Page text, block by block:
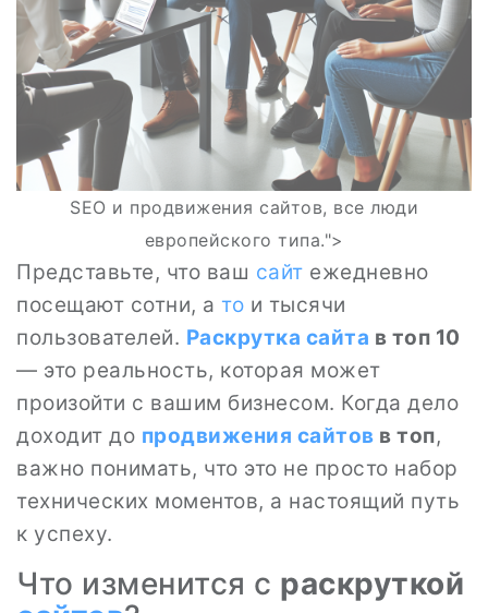
SEO и продвижения сайтов, все люди
европейского типа.">
Представьте, что ваш сайт ежедневно
посещают сотни, а то и тысячи
пользователей. Раскрутка сайта в топ 10
— это реальность, которая может
произойти с вашим бизнесом. Когда дело
доходит до продвижения сайтов в топ,
важно понимать, что это не просто набор
технических моментов, а настоящий путь
к успеху.
Что изменится с раскруткой